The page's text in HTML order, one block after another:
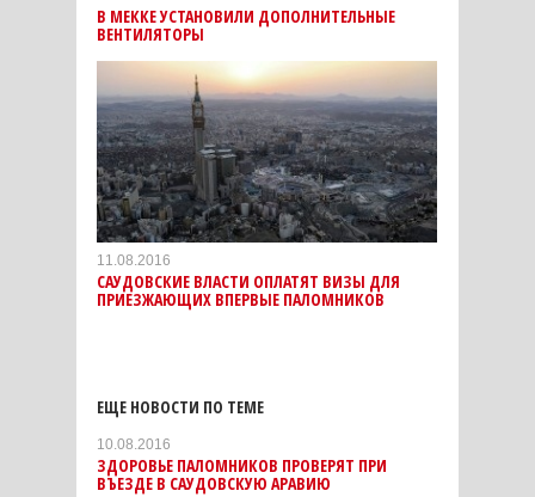
В МЕККЕ УСТАНОВИЛИ ДОПОЛНИТЕЛЬНЫЕ
ВЕНТИЛЯТОРЫ
11.08.2016
САУДОВСКИЕ ВЛАСТИ ОПЛАТЯТ ВИЗЫ ДЛЯ
ПРИЕЗЖАЮЩИХ ВПЕРВЫЕ ПАЛОМНИКОВ
ЕЩЕ НОВОСТИ ПО ТЕМЕ
10.08.2016
ЗДОРОВЬЕ ПАЛОМНИКОВ ПРОВЕРЯТ ПРИ
ВЪЕЗДЕ В САУДОВСКУЮ АРАВИЮ